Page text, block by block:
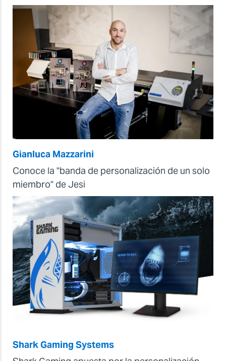
Gianluca Mazzarini
Conoce la "banda de personalización de un solo
miembro" de Jesi
Shark Gaming Systems